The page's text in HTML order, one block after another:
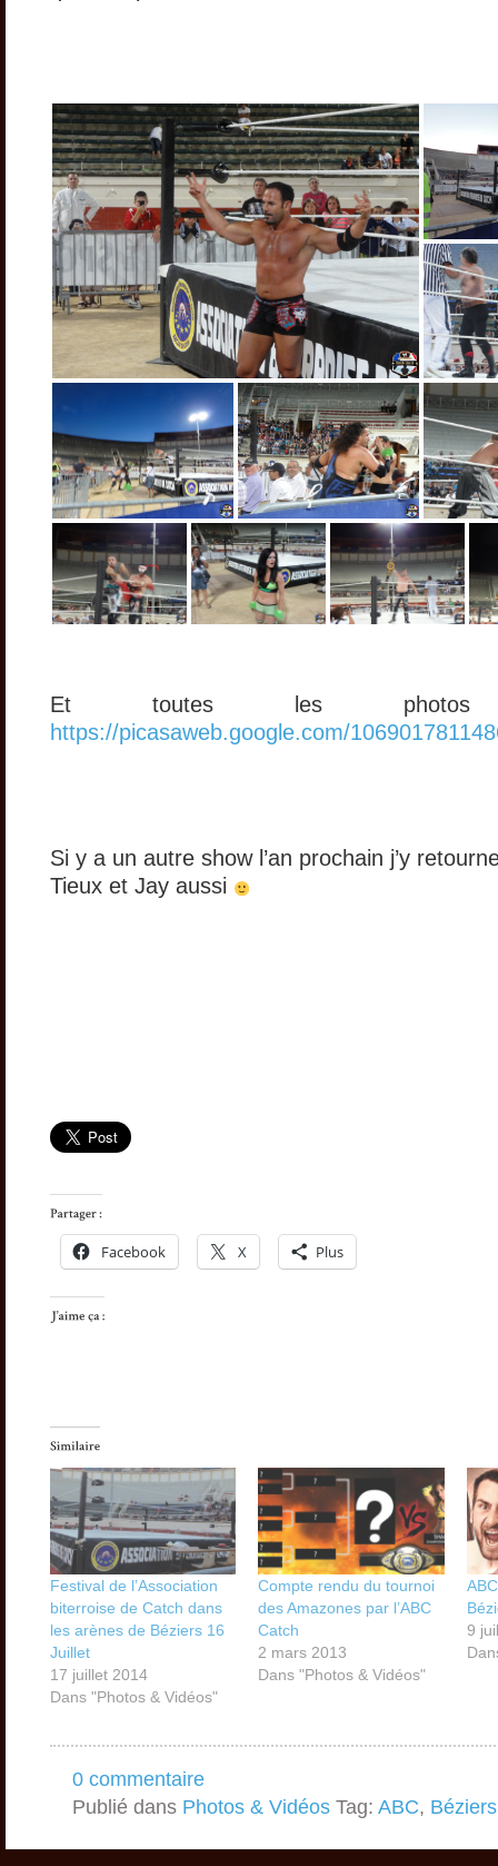
Et toutes les
https://picasaweb.google.com/
Si y a un autre show l’an prochain j’y
Tieux et Jay aussi
Facebook X Plus
Festival de l’Association
biterroise de Catch dans
les arènes de Béziers 16
Juillet
17 juillet 2014
Dans "Photos & Vidéos"
Compte rendu du tournoi
des Amazones par l’ABC
Catch
2 mars 2013
Dans "Photos & Vidéos"
9
0 commentaire
Publié dans Photos & Vidéos Tag: ABC, Béziers